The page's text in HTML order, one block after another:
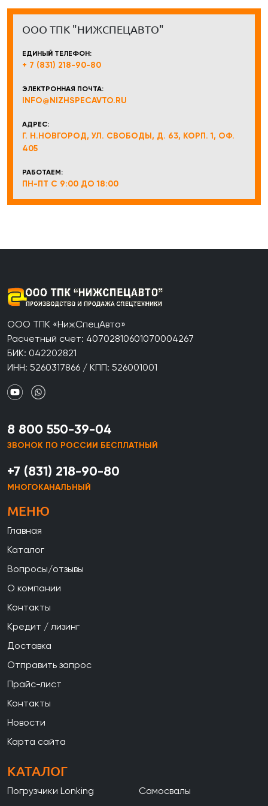
ООО ТПК "НИЖСПЕЦАВТО"
ЕДИНЫЙ ТЕЛЕФОН:
+ 7 (831) 218-90-80
ЭЛЕКТРОННАЯ ПОЧТА:
INFO@NIZHSPECAVTO.RU
АДРЕС:
Г. Н.НОВГОРОД, УЛ. СВОБОДЫ, Д. 63, КОРП. 1, ОФ.
405
РАБОТАЕМ:
ПН-ПТ С 9:00 ДО 18:00
ООО ТПК «НижСпецАвто»
Расчетный счет: 40702810601070004267
БИК: 042202821
ИНН: 5260317866 / КПП: 526001001
8 800 550-39-04
ЗВОНОК ПО РОССИИ БЕСПЛАТНЫЙ
+7 (831) 218-90-80
МНОГОКАНАЛЬНЫЙ
МЕНЮ
Главная
Каталог
Вопросы/отзывы
О компании
Контакты
Кредит / лизинг
Доставка
Отправить запрос
Прайс-лист
Контакты
Новости
Карта сайта
КАТАЛОГ
Погрузчики Lonking
Самосвалы